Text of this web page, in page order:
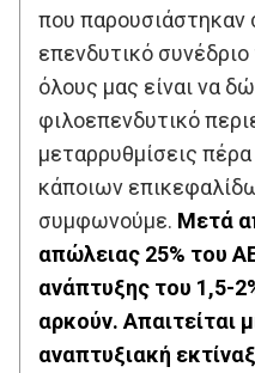
που
επενδυτικό
όλους μας είναι να
φιλοεπενδυτικό
μεταρρυθμίσεις
κάποιων
συμφωνούμε. Μετά
απώλειας 25% του
ανάπτυξης του 1,5-
αρκούν. Απαιτείται
αναπτυξιακή